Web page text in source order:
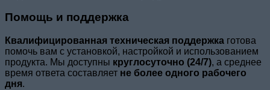
Помощь и поддержка
Квалифицированная техническая поддержка готова
помочь вам с установкой, настройкой и использованием
продукта. Мы доступны круглосуточно (24/7), а среднее
время ответа составляет не более одного рабочего
дня.